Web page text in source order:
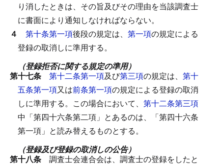
り消したときは、その旨及びその理由を当該調査士
に書面により通知しなければならない。
４ 第十条第一項後段の規定は、 第一項の規定による
登録の取消しに準用する。
（登録拒否に関する規定の準用）
第十七条 第十二条第一項及び第三項の規定は、 第十
五条第一項又は前条第一項の規定による登録の取消
しに準用する。 この場合において、 第十二条第三項
中「第四十六条第二項」とあるのは、「第四十六条
第一項」と読み替えるものとする。
（登録及び登録の取消しの公告）
第十八条 調査士会連合会は、調査士の登録をしたと